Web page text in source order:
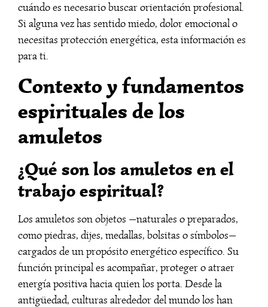
cuándo es necesario buscar orientación profesional.
Si alguna vez has sentido miedo, dolor emocional o
necesitas protección energética, esta información es
para ti.
Contexto y fundamentos
espirituales de los
amuletos
¿Qué son los amuletos en el
trabajo espiritual?
Los amuletos son objetos —naturales o preparados,
como piedras, dijes, medallas, bolsitas o símbolos—
cargados de un propósito energético específico. Su
función principal es acompañar, proteger o atraer
energía positiva hacia quien los porta. Desde la
antigüedad, culturas alrededor del mundo los han